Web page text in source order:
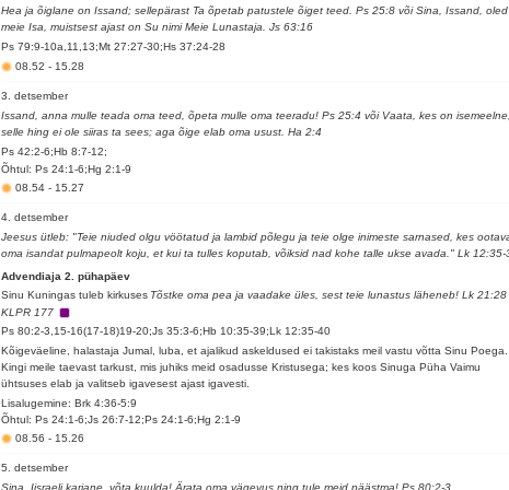
Hea ja õiglane on Issand; sellepärast Ta õpetab patustele õiget teed. Ps 25:8 või Sina, Issand, oled
meie Isa, muistsest ajast on Su nimi Meie Lunastaja. Js 63:16
Ps 79:9-10a,11,13;Mt 27:27-30;Hs 37:24-28
08.52- 15.28
3. detsember
Issand, anna mulle teada oma teed, õpeta mulle oma teeradu! Ps 25:4 või Vaata, kes on isemeelne,
selle hing ei ole siiras ta sees; aga õige elab oma usust. Ha 2:4
Ps 42:2-6;Hb 8:7-12;
Õhtul: Ps 24:1-6;Hg 2:1-9
08.54- 15.27
4. detsember
Jeesus ütleb: "Teie niuded olgu vöötatud ja lambid põlegu ja teie olge inimeste sarnased, kes
oma isandat pulmapeolt koju, et kui ta tulles koputab, võiksid nad kohe talle ukse avada." Lk 12:35-
Advendiaja 2. pühapäev
Sinu Kuningas tuleb kirkuses Tõstke oma pea ja vaadake üles, sest teie lunastus läheneb! Lk 21:28
KLPR 177
Ps 80:2-3,15-16(17-18)19-20;Js 35:3-6;Hb 10:35-39;Lk 12:35-40
Kõigeväeline, halastaja Jumal, luba, et ajalikud askeldused ei takistaks meil vastu võtta Sinu Poega.
Kingi meile taevast tarkust, mis juhiks meid osadusse Kristusega; kes koos Sinuga Püha Vaimu
ühtsuses elab ja valitseb igavesest ajast igavesti.
Lisalugemine: Brk 4:36-5:9
Õhtul: Ps 24:1-6;Js 26:7-12;Ps 24:1-6;Hg 2:1-9
08.56- 15.26
5. detsember
Sina, Iisraeli karjane, võta kuulda! Ärata oma vägevus ning tule meid päästma! Ps 80:2-3